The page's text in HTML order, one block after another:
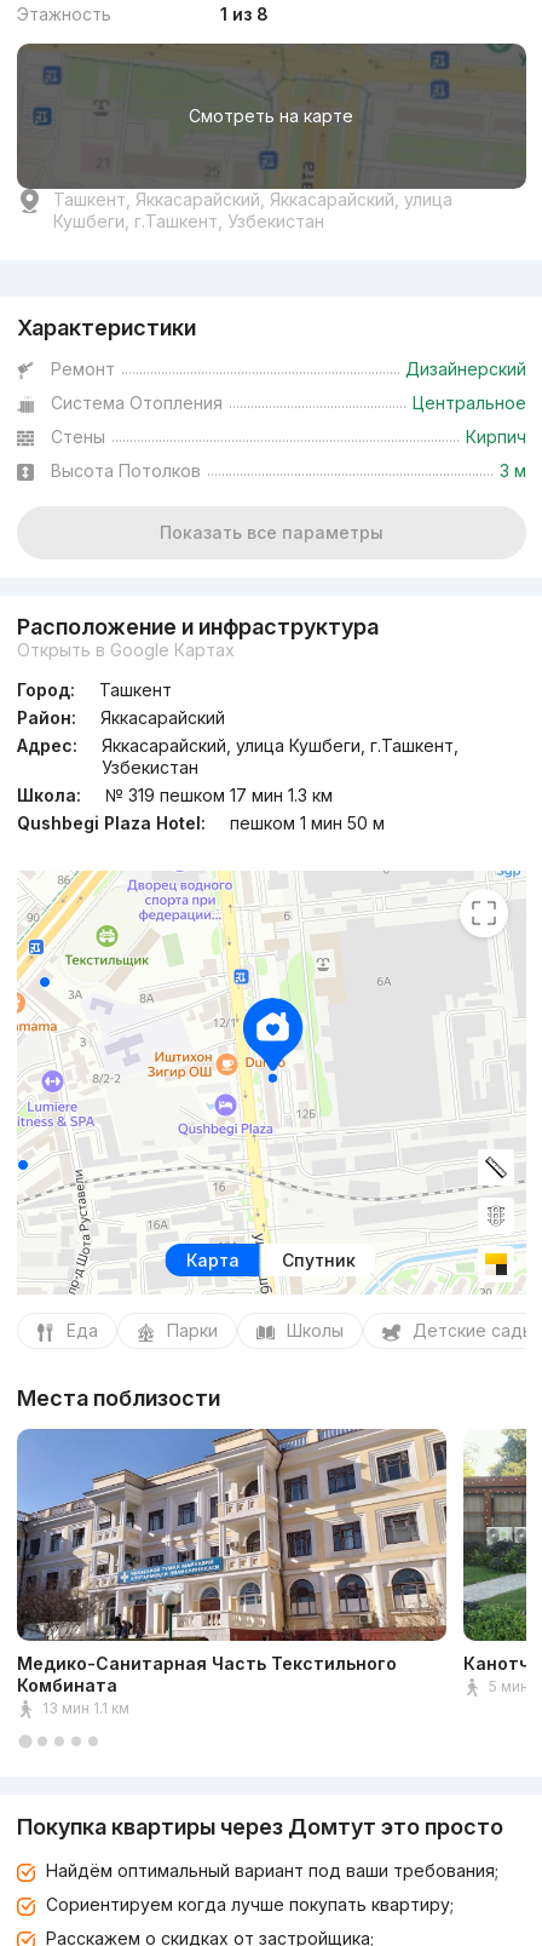
Этажность
1 из 8
Смотреть на карте
Ташкент, Яккасарайский, Яккасарайский, улица
Кушбеги, г.Ташкент, Узбекистан
Характеристики
Ремонт
Дизайнерский
Система Отопления
Центральное
Стены
Кирпич
Высота Потолков
3 м
Показать все параметры
Расположение и инфраструктура
Открыть в Google Картах
Город:
Ташкент
Район:
Яккасарайский
Адрес:
Яккасарайский, улица Кушбеги, г.Ташкент,
Узбекистан
Школа:
№ 319 пешком 17 мин 1.3 км
Qushbegi Plaza Hotel:
пешком 1 мин 50 м
Карта Спутник
Еда Парки Школы Детские сады
Места поблизости
Медико-Санитарная Часть Текстильного
Комбината
13 мин 1.1 км
Канотчи
5 мин
Покупка квартиры через Домтут это просто
Найдём оптимальный вариант под ваши требования;
Сориентируем когда лучше покупать квартиру;
Расскажем о скидках от застройщика;